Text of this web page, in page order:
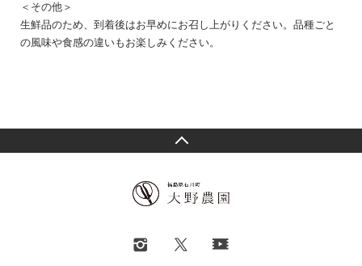
＜その他＞
生鮮品のため、到着後はお早めにお召し上がりください。品種ごと
の風味や食感の違いもお楽しみください。